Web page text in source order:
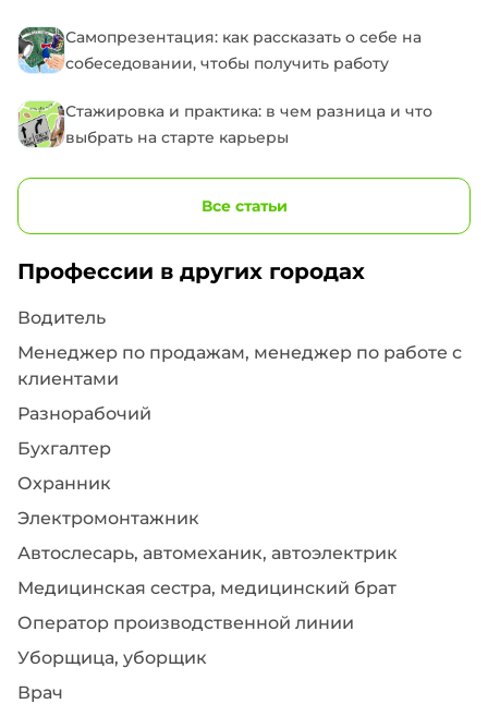
Самопрезентация: как рассказать о себе на
собеседовании, чтобы получить работу
Стажировка и практика: в чем разница и что
выбрать на старте карьеры
Все статьи
Профессии в других городах
Водитель
Менеджер по продажам, менеджер по работе с
клиентами
Разнорабочий
Бухгалтер
Охранник
Электромонтажник
Автослесарь, автомеханик, автоэлектрик
Медицинская сестра, медицинский брат
Оператор производственной линии
Уборщица, уборщик
Врач